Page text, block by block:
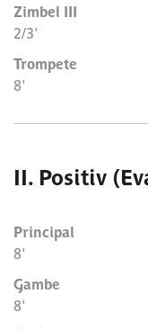
Zimbel III
2/3'
Trompete
8'
II. Positiv
Principal
8'
Gambe
8'